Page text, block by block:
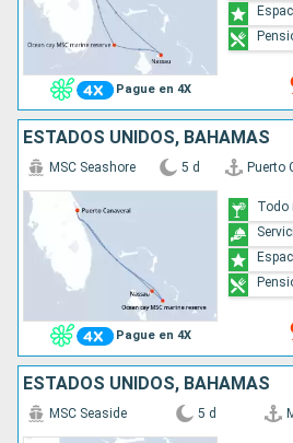
Pague en 4X
ESTADOS UNIDOS, BAHAMAS
Pague en 4X
MSC Seashore 5 d Puerto
Todo
ESTADOS UNIDOS, BAHAMAS
MSC Seaside 5 d